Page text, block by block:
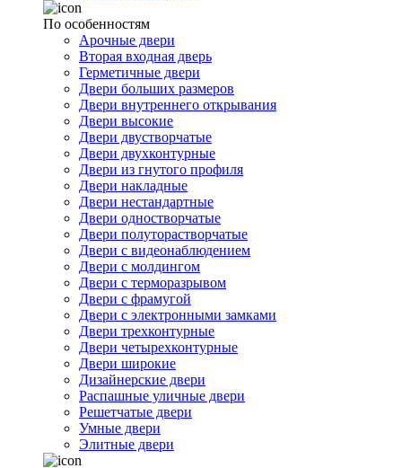
По особенностям
Арочные двери
Вторая входная дверь
Герметичные двери
Двери больших размеров
Двери внутреннего открывания
Двери высокие
Двери двустворчатые
Двери двухконтурные
Двери из гнутого профиля
Двери накладные
Двери нестандартные
Двери одностворчатые
Двери полуторастворчатые
Двери с видеонаблюдением
Двери с молдингом
Двери с терморазрывом
Двери с фрамугой
Двери с электронными замками
Двери трехконтурные
Двери четырехконтурные
Двери широкие
Дизайнерские двери
Распашные уличные двери
Решетчатые двери
Умные двери
Элитные двери